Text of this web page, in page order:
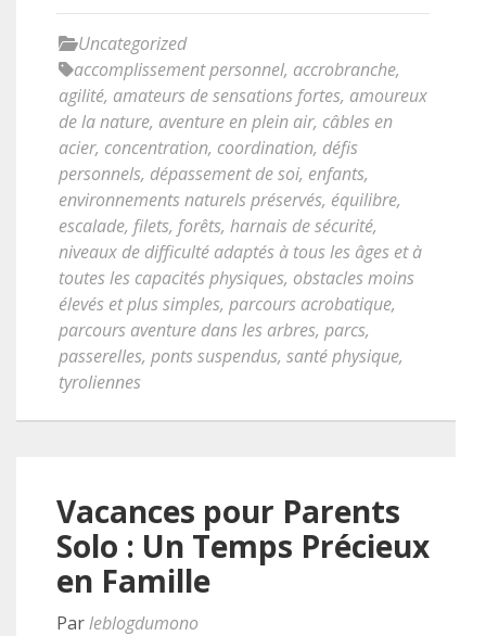
Uncategorized
accomplissement personnel, accrobranche,
agilité, amateurs de sensations fortes, amoureux
de la nature, aventure en plein air, câbles en
acier, concentration, coordination, défis
personnels, dépassement de soi, enfants,
environnements naturels préservés, équilibre,
escalade, filets, forêts, harnais de sécurité,
niveaux de difficulté adaptés à tous les âges et à
toutes les capacités physiques, obstacles moins
élevés et plus simples, parcours acrobatique,
parcours aventure dans les arbres, parcs,
passerelles, ponts suspendus, santé physique,
tyroliennes
Vacances pour Parents
Solo : Un Temps Précieux
en Famille
Parleblogdumono